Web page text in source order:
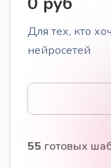
Проведите
Ханта, для
принятия
Для тех, кто
нейросетей
55 готовых